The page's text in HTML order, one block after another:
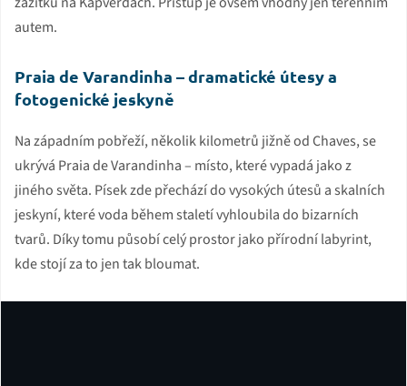
autem.
Praia de Varandinha – dramatické útesy a
fotogenické jeskyně
Na západním pobřeží, několik kilometrů jižně od Chaves, se
ukrývá Praia de Varandinha – místo, které vypadá jako z
jiného světa. Písek zde přechází do vysokých útesů a skalních
jeskyní, které voda během staletí vyhloubila do bizarních
tvarů. Díky tomu působí celý prostor jako přírodní labyrint,
kde stojí za to jen tak bloumat.